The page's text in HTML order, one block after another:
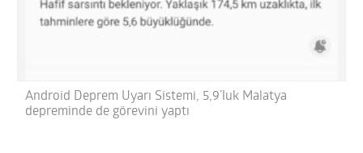
Android Deprem Uyarı Sistemi, 5,9’luk Malatya
depreminde de görevini yaptı